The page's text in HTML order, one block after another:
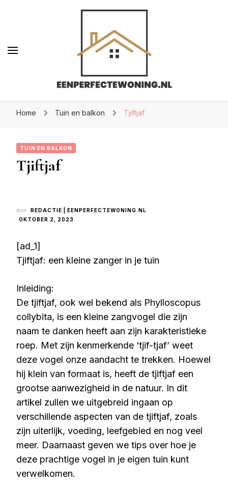
Home Tuin en balkon Tjiftjaf
TUIN EN BALKON
Tjiftjaf
door
REDACTIE | EENPERFECTEWONING.NL
OKTOBER 2, 2023
[ad_1]
Tjiftjaf: een kleine zanger in je tuin
Inleiding:
De tjiftjaf, ook wel bekend als Phylloscopus
collybita, is een kleine zangvogel die zijn
naam te danken heeft aan zijn karakteristieke
roep. Met zijn kenmerkende ‘tjif-tjaf’ weet
deze vogel onze aandacht te trekken. Hoewel
hij klein van formaat is, heeft de tjiftjaf een
grootse aanwezigheid in de natuur. In dit
artikel zullen we uitgebreid ingaan op
verschillende aspecten van de tjiftjaf, zoals
zijn uiterlijk, voeding, leefgebied en nog veel
meer. Daarnaast geven we tips over hoe je
deze prachtige vogel in je eigen tuin kunt
verwelkomen.